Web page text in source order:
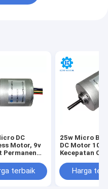
DC
Motor, 9v
Permanen
terbaik
25w Micro
DC Motor
Kecepatan
Harga